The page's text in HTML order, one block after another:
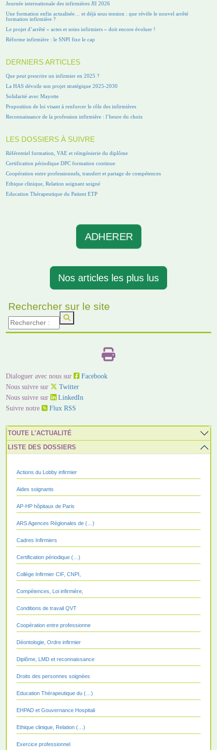
Journée internationale des infirmières JII 2026
Une formation enfin actualisée… et déjà sous tension : que révèle le nouvel arrêté
formation infirmière ?
Le projet d’arrêté « actes et soins infirmiers » doit encore évoluer !
Réforme infirmière : le SNPI fixe le cap
DERNIERS ARTICLES
Que peut prescrire un infirmier en 2025 ?
La HAS dévoile son projet stratégique 2025-2030
Solidarité avec Mayotte
Proposition de loi visant à renforcer le rôle des infirmières
Reconnaissance de la profession infirmière : l’heure du choix
LES DOSSIERS À SUIVRE
Référentiel formation, VAE et réingénierie du diplôme
Certification périodique DPC formation continue
Coopération entre professionnels, transfert et partage de compétences
Ethique clinique, Relation soignant soigné
Education Thérapeutique du Patient ETP
ADHERER
Nos articles les plus lus
Rechercher sur le site
Dialoguer avec nous sur
Facebook
Nous suivre sur
Twitter
Nous suivre sur
LinkedIn
Suivre notre
Flux RSS
TOUTE L’ACTUALITÉ
LISTE DES DOSSIERS
Actions du Lobby infirmier
Aides soignants
AP-HP hôpitaux de Paris
ARS Agences Régionales de (…)
Cadres Infirmiers
Certification périodique (…)
Collège Infirmier CIF, CNPI,
Compétences, Loi infirmière,
Conditions de travail QVT
Coopération entre professionne
Déontologie, Ordre infirmier
Diplôme, LMD et reconnaissance
Droits des personnes soignées
Education Thérapeutique du (…)
EHPAD et Gouvernance Hospitali
Ethique clinique, Relation (…)
Exercice professionnel